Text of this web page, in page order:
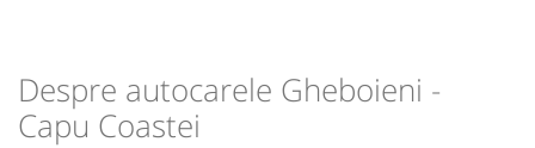
-
Sursa:GRUP ATYC SRL | Ultima actualizare:
Despre autocarele Gheboieni -
Capu Coastei